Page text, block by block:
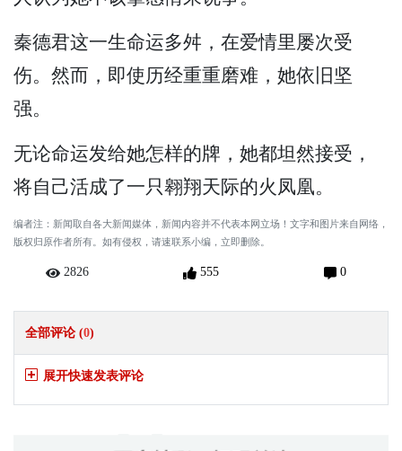
秦德君这一生命运多舛，在爱情里屡次受
伤。然而，即使历经重重磨难，她依旧坚
强。
无论命运发给她怎样的牌，她都坦然接受，
将自己活成了一只翱翔天际的火凤凰。
编者注：新闻取自各大新闻媒体，新闻内容并不代表本网立场！文字和图片来自网络，
版权归原作者所有。如有侵权，请速联系小编，立即删除。
2826 555 0
全部评论 (0)
展开快速发表评论